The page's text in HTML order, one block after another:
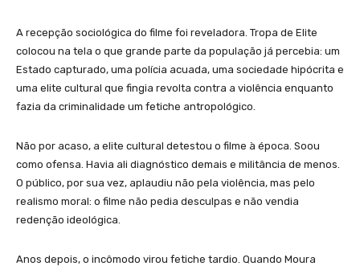
A recepção sociológica do filme foi reveladora. Tropa de Elite
colocou na tela o que grande parte da população já percebia: um
Estado capturado, uma polícia acuada, uma sociedade hipócrita e
uma elite cultural que fingia revolta contra a violência enquanto
fazia da criminalidade um fetiche antropológico.
Não por acaso, a elite cultural detestou o filme à época. Soou
como ofensa. Havia ali diagnóstico demais e militância de menos.
O público, por sua vez, aplaudiu não pela violência, mas pelo
realismo moral: o filme não pedia desculpas e não vendia
redenção ideológica.
Anos depois, o incômodo virou fetiche tardio. Quando Moura